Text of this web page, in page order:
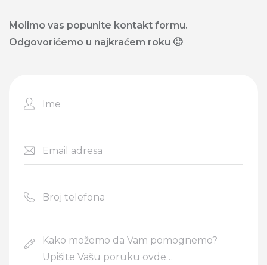
Molimo vas popunite kontakt formu.
Odgovorićemo u najkraćem roku 🙂